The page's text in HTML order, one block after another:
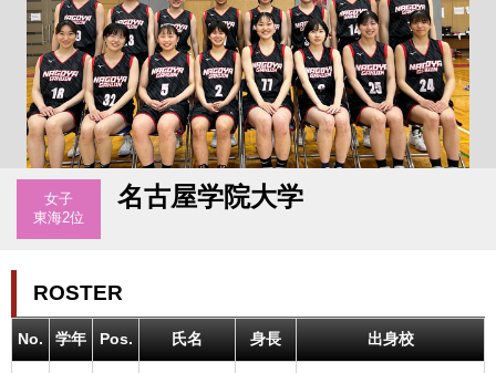
女子
東海2位
名古屋学院大学
ROSTER
No. 学年 Pos. 氏名 身長 出身校